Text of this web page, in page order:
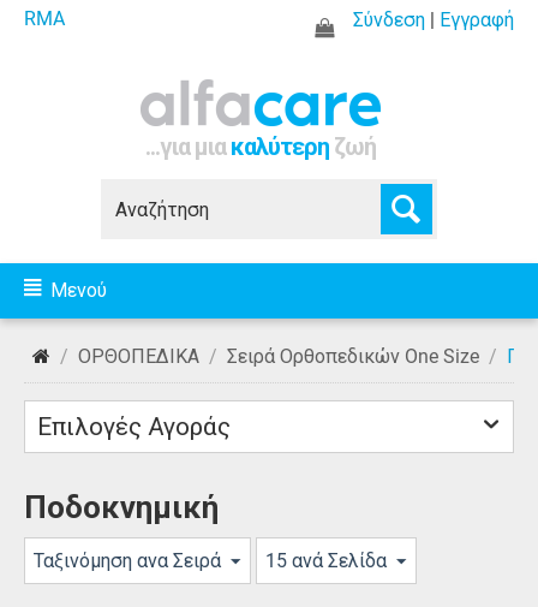
RMA Σύνδεση | Εγγραφή
...για μιακαλύτερηζωή
Μενού
/ ΟΡΘΟΠΕΔΙΚΑ / Σειρά Ορθοπεδικών One Size /
Επιλογές Αγοράς
Ποδοκνημική
Ταξινόμηση ανα Σειρά 15 ανά Σελίδα